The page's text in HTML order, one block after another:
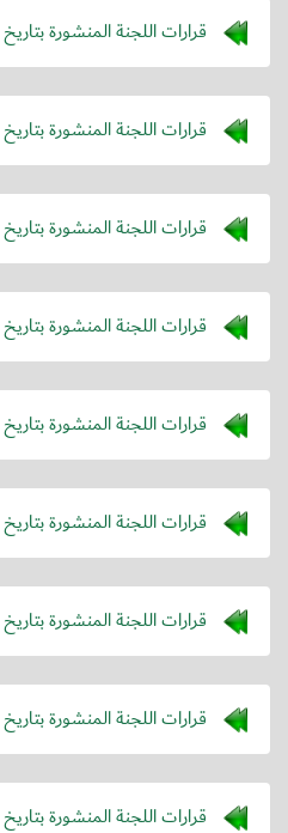
قرارات اللجنة المنشورة
قرارات اللجنة المنشورة
قرارات اللجنة المنشورة
قرارات اللجنة المنشورة
قرارات اللجنة المنشورة
قرارات اللجنة المنشورة
قرارات اللجنة المنشورة
قرارات اللجنة المنشورة
قرارات اللجنة المنشورة